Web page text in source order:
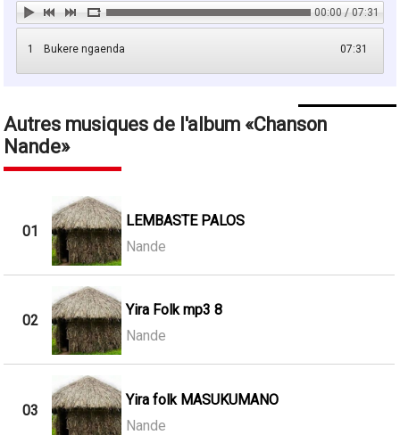
00:00 / 07:31
1 07:31
Bukere ngaenda
Autres musiques de l'album
Chanson
Nande
01
LEMBASTE PALOS
Nande
02
Yira Folk mp3 8
Nande
03
Yira folk MASUKUMANO
Nande